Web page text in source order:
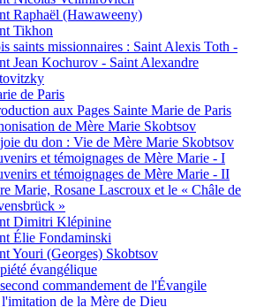
Raphaël (Hawaweeny)
Tikhon
saints missionnaires : Saint Alexis Toth -
Jean Kochurov - Saint Alexandre
de Paris
aux Pages Sainte Marie de Paris
de Mère Marie Skobtsov
du don : Vie de Mère Marie Skobtsov
et témoignages de Mère Marie - I
et témoignages de Mère Marie - II
Marie, Rosane Lascroux et le « Châle de
»
Dimitri Klépinine
Élie Fondaminski
Youri (Georges) Skobtsov
évangélique
commandement de l'Évangile
de la Mère de Dieu